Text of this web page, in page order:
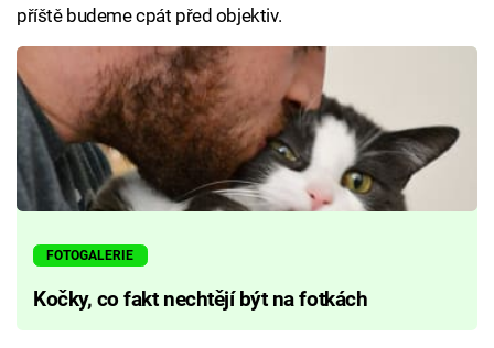
příště budeme cpát před objektiv.
FOTOGALERIE
Kočky, co fakt nechtějí být na fotkách